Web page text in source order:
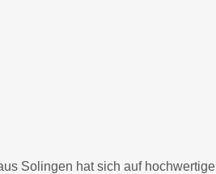
Solingen hat sich auf hochwertige